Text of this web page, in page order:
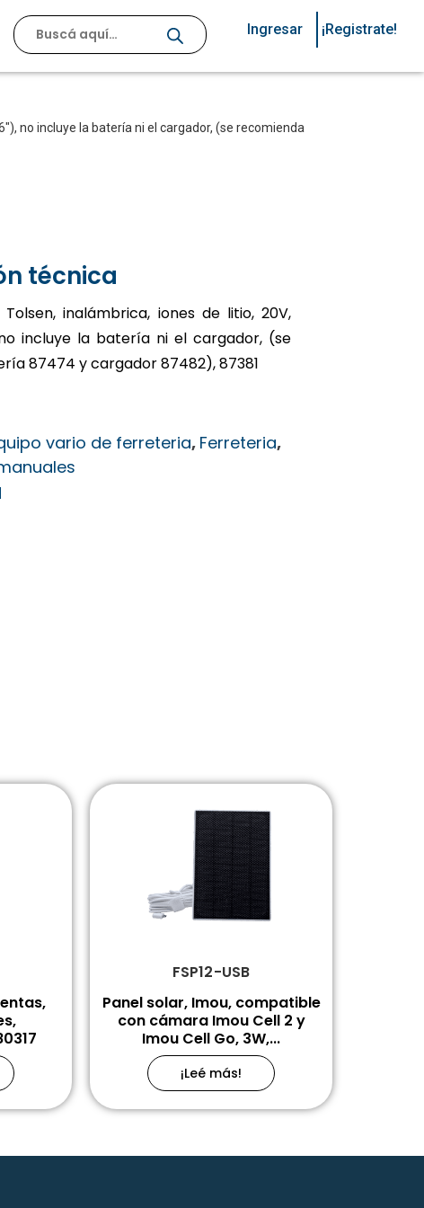
Ingresar ¡Registrate!
no incluye la batería ni el cargador, (se recomienda
técnica
inalámbrica, iones de litio, 20V,
incluye la batería ni el cargador, (se
87474 y cargador 87482), 87381
vario de ferreteria, Ferreteria,
FSP12-USB
Panel solar, Imou, compatible
con cámara Imou Cell 2 y
Imou Cell Go, 3W,...
¡Leé más!